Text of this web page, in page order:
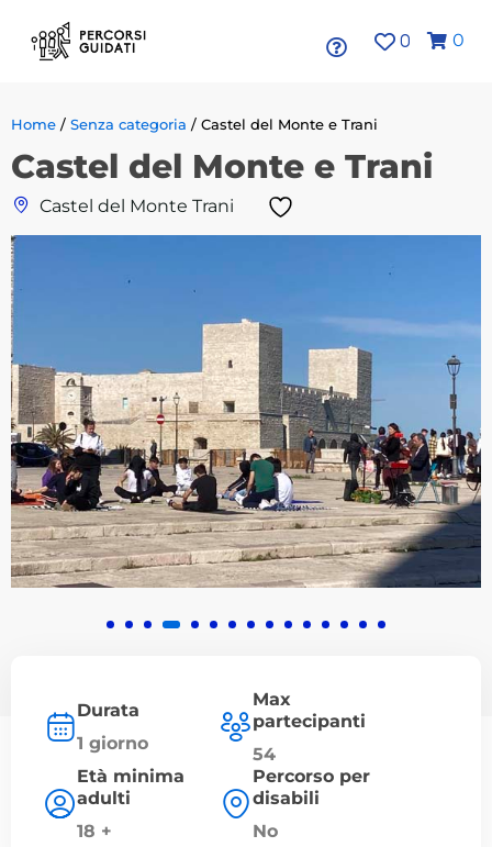
0 0
Home / Senza categoria / Castel del Monte e Trani
Castel del Monte e Trani
Castel del Monte Trani
Durata
1 giorno
Max
partecipanti
54
Età minima
adulti
18 +
Percorso per
disabili
No